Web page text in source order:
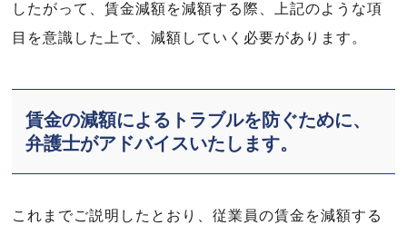
したがって、賃金減額を減額する際、上記のような項
目を意識した上で、減額していく必要があります。
賃金の減額によるトラブルを防ぐために、
弁護士がアドバイスいたします。
これまでご説明したとおり、従業員の賃金を減額する